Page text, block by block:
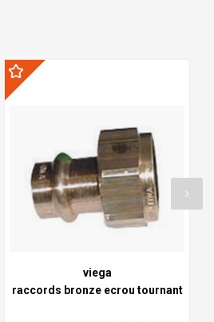
viega
raccords bronze ecrou tournant